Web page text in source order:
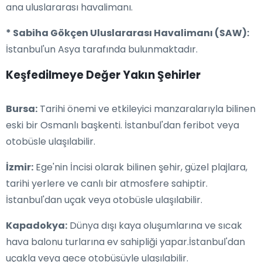
ana uluslararası havalimanı.
* Sabiha Gökçen Uluslararası Havalimanı (SAW):
İstanbul'un Asya tarafında bulunmaktadır.
Keşfedilmeye Değer Yakın Şehirler
Bursa: Tarihi önemi ve etkileyici manzaralarıyla bilinen
eski bir Osmanlı başkenti. İstanbul'dan feribot veya
otobüsle ulaşılabilir.
İzmir: Ege'nin İncisi olarak bilinen şehir, güzel plajlara,
tarihi yerlere ve canlı bir atmosfere sahiptir.
İstanbul'dan uçak veya otobüsle ulaşılabilir.
Kapadokya: Dünya dışı kaya oluşumlarına ve sıcak
hava balonu turlarına ev sahipliği yapar.İstanbul'dan
uçakla veya gece otobüsüyle ulaşılabilir.